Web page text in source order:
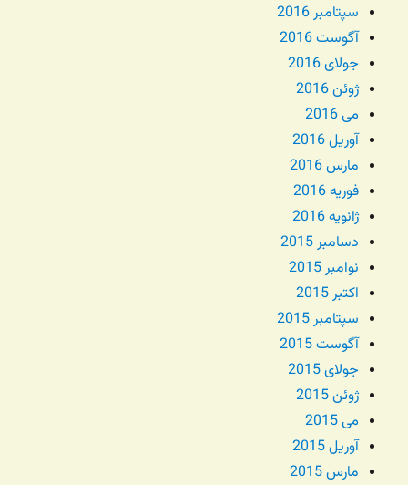
سپتامبر 2016
آگوست 2016
جولای 2016
ژوئن 2016
می 2016
آوریل 2016
مارس 2016
فوریه 2016
ژانویه 2016
دسامبر 2015
نوامبر 2015
اکتبر 2015
سپتامبر 2015
آگوست 2015
جولای 2015
ژوئن 2015
می 2015
آوریل 2015
مارس 2015